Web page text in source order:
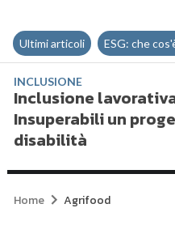
Ultimi articoli ESG: che
INCLUSIONE
Inclusione
Insuperabili un
disabilità
Home Agrifood